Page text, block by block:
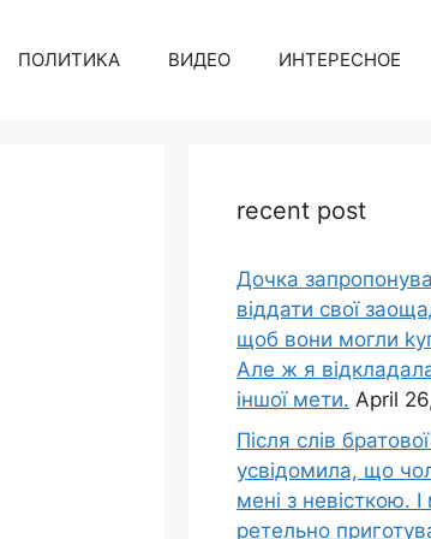
ПОЛИТИКА ВИДЕО ИНТЕРЕСНОЕ
recent post
Дочка
віддати свої
щоб вони могли
Але ж я
іншої мети. April
Після слів
усвідомила, що
мені з невісткою.
ретельно